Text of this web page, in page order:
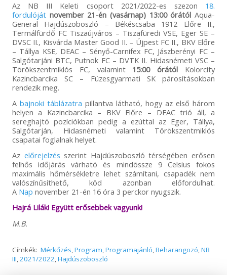
Az NB III Keleti csoport 2021/2022-es szezon 18.
fordulóját november 21-én (vasárnap) 13:00 órától Aqua-
General Hajdúszoboszló – Békéscsaba 1912 Előre II.,
Termálfürdő FC Tiszaújváros – Tiszafüredi VSE, Eger SE –
DVSC II., Kisvárda Master Good II. – Újpest FC II., BKV Előre
– Tállya KSE, DEAC – Sényő-Carnifex FC, Jászberényi FC –
Salgótarjáni BTC, Putnok FC – DVTK II. Hidasnémeti VSC –
Törökszentmiklós FC, valamint 15:00 órától Kolorcity
Kazincbarcika SC – Füzesgyarmati SK párosításokban
rendezik meg.
A bajnoki táblázatra pillantva látható, hogy az első három
helyen a Kazincbarcika – BKV Előre – DEAC trió áll, a
sereghajtó pozíciókban pedig a ezúttal az Eger, Tállya,
Salgótarján, Hidasnémeti valamint Törökszentmiklós
csapatai foglalnak helyet.
Az előrejelzés szerint Hajdúszoboszló térségében erősen
felhős időjárás várható és mindössze 9 Celsius fokos
maximális hőmérsékletre lehet számítani, csapadék nem
valószínűsíthető, köd azonban előfordulhat.
A Nap november 21-én 16 óra 3 perckor nyugszik.
Hajrá Lilák! Együtt erősebbek vagyunk!
M.B.
Címkék: Mérkőzés,Program,Programajánló,Beharangozó,NB
III,2021/2022,Hajdúszoboszló